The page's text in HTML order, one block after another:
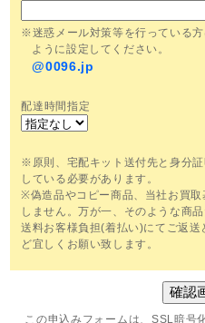
※迷惑メール対策等を行っている
ように設定してください。
@0096.jp
配達時間指定
※原則、宅配キット送付先と身分
している必要があります。
※偽造品やコピー商品、当社お買
しません。万が一、そのような商
送料お客様負担(着払い)にてご返
ど宜しくお願い致します。
この申込みフォームは、SSL暗号